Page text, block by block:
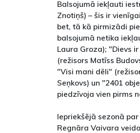
Balsojumā iekļauti
Znotiņš) – šis ir
bet, tā kā pirmizādi
balsojumā netika
Laura Groza); "Dievs
(režisors Matīss
"Visi mani dēli"
Seņkovs) un "2401
piedzīvoja vien pirms
Iepriekšējā sezonā
Regnāra Vaivara